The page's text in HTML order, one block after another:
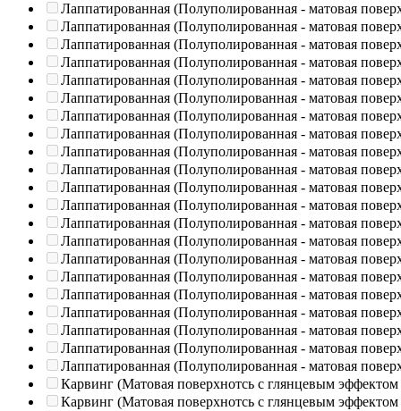
Лаппатированная (Полуполированная - матовая
Лаппатированная (Полуполированная - матовая
Лаппатированная (Полуполированная - матовая
Лаппатированная (Полуполированная - матовая
Лаппатированная (Полуполированная - матовая
Лаппатированная (Полуполированная - матовая
Лаппатированная (Полуполированная - матовая
Лаппатированная (Полуполированная - матовая
Лаппатированная (Полуполированная - матовая
Лаппатированная (Полуполированная - матовая
Лаппатированная (Полуполированная - матовая
Лаппатированная (Полуполированная - матовая
Лаппатированная (Полуполированная - матовая
Лаппатированная (Полуполированная - матовая
Лаппатированная (Полуполированная - матовая
Лаппатированная (Полуполированная - матовая
Лаппатированная (Полуполированная - матовая
Лаппатированная (Полуполированная - матовая
Лаппатированная (Полуполированная - матовая
Лаппатированная (Полуполированная - матовая
Лаппатированная (Полуполированная - матовая
Карвинг (Матовая поверхнотсь с глянцевым эффектом
Карвинг (Матовая поверхнотсь с глянцевым эффектом